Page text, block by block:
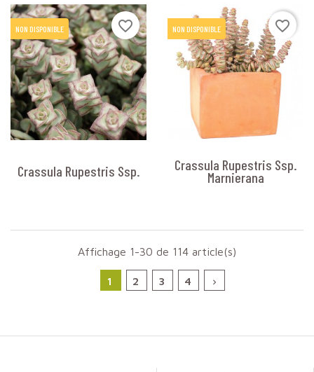
NON DISPONIBLE favorite_border
Crassula Rupestris Ssp.
NON DISPONIBLE favorite_border
Crassula Rupestris Ssp.
Marnierana
Affichage 1-30 de 114 article(s)
1 2 3 4 